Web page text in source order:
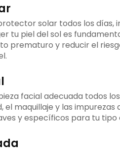
solar todos los días,
tu piel del sol es
prematuro y reducir el
facial adecuada todos
el maquillaje y las impurezas
y específicos para tu tipo